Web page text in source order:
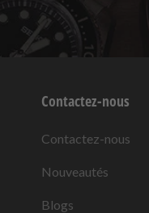
Contactez-nous
Contactez-nous
Nouveautés
Blogs